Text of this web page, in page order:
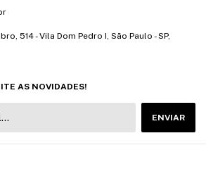
514 - Vila Dom Pedro I, São Paulo - SP,
AS NOVIDADES!